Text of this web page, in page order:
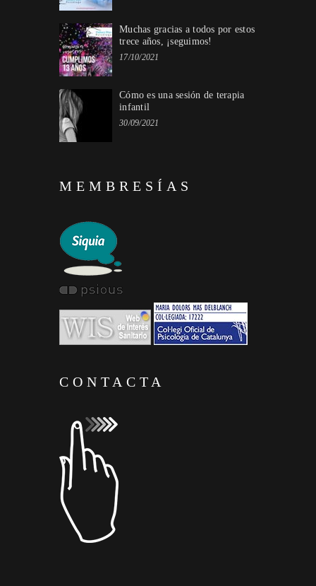
Muchas gracias a todos por estos
trece años, ¡seguimos!
17/10/2021
Cómo es una sesión de terapia
infantil
30/09/2021
MEMBRESÍAS
CONTACTA